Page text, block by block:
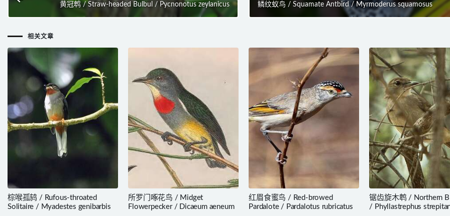
黄冠鹎 / Straw-headed Bulbul / Pycnonotus zeylanicus 鳞纹蚁鸟 / Squamate Antbird / Myrmoderus squamosus
相关文章
棕喉孤鸫 / Rufous-throated
Solitaire / Myadestes genibarbis
所罗门啄花鸟 / Midget
Flowerpecker / Dicaeum aeneum
红眉食蜜鸟 / Red-browed
Pardalote / Pardalotus rubricatus
锯齿旋木鹎 / Northern
/ Phyllastrephus